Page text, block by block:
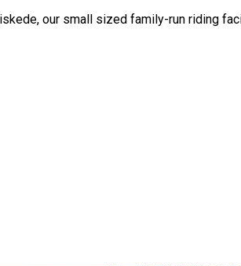
our small sized family-run riding